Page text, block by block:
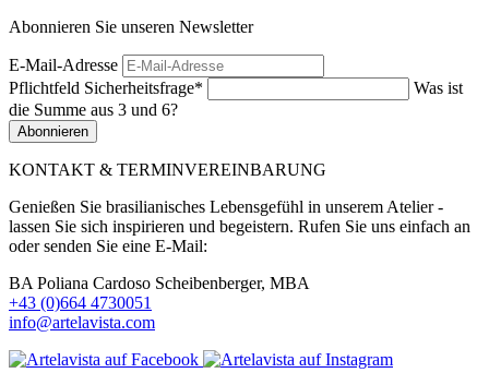
Abonnieren Sie unseren Newsletter
E-Mail-Adresse
Pflichtfeld Sicherheitsfrage*
Was ist
die Summe aus 3 und 6?
Abonnieren
KONTAKT & TERMINVEREINBARUNG
Genießen Sie brasilianisches Lebensgefühl in unserem Atelier -
lassen Sie sich inspirieren und begeistern. Rufen Sie uns einfach an
oder senden Sie eine E-Mail:
BA Poliana Cardoso Scheibenberger, MBA
+43 (0)664 4730051
info@artelavista.com